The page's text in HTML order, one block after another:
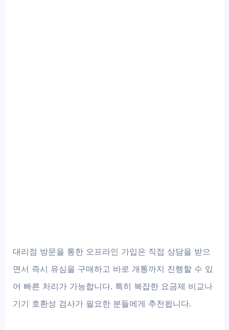
대리점 방문을 통한 오프라인 가입은 직접 상담을 받으
면서 즉시 유심을 구매하고 바로 개통까지 진행할 수 있
어 빠른 처리가 가능합니다. 특히 복잡한 요금제 비교나
기기 호환성 검사가 필요한 분들에게 추천됩니다.